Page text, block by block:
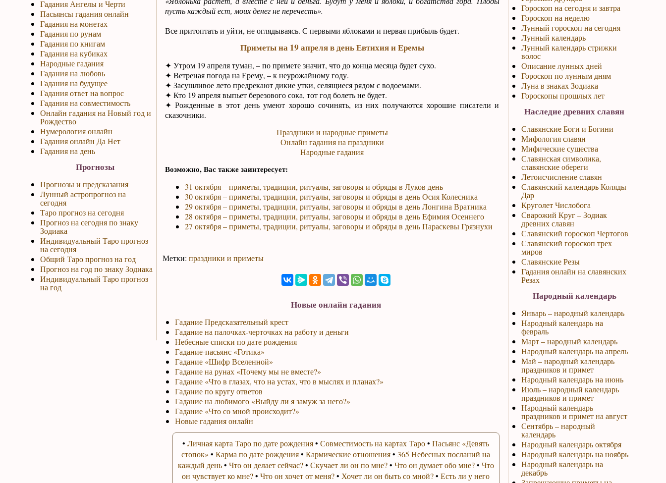
Гадания Ангелы и Черти
Пасьянсы гадания онлайн
Гадания на монетах
Гадания по рунам
Гадания по книгам
Гадания на кубиках
Народные гадания
Гадания на любовь
Гадания на будущее
Гадания ответ на вопрос
Гадания на совместимость
Онлайн гадания на Новый год и
Рождество
Нумерология онлайн
Гадания онлайн Да Нет
Гадания на день
Прогнозы
Прогнозы и предсказания
Лунный астропрогноз на
сегодня
Таро прогноз на сегодня
Прогноз на сегодня по знаку
Зодиака
Индивидуальный Таро прогноз
на сегодня
Общий Таро прогноз на год
Прогноз на год по знаку Зодиака
Индивидуальный Таро прогноз
на год
пусть каждый ест, моих денег не перечесть».
Все притоптать и уйти, не оглядываясь. С первыми яблоками и первая прибыль будет.
Приметы на 19 апреля в день Евтихия и Еремы
✦ Утром 19 апреля туман, – по примете значит, что до конца месяца будет сухо.
✦ Ветреная погода на Ерему, – к неурожайному году.
✦ Засушливое лето предрекают дикие утки, селящиеся рядом с водоемами.
✦ Кто 19 апреля выпьет березового сока, тот год болеть не будет.
✦ Рожденные в этот день умеют хорошо сочинять, из них получаются хорошие писатели и
сказочники.
Праздники и народные приметы
Онлайн гадания на праздники
Народные гадания
Возможно, Вас также заинтересует:
31 октября – приметы, традиции, ритуалы, заговоры и обряды в Луков день
30 октября – приметы, традиции, ритуалы, заговоры и обряды в день Осия Колесника
29 октября – приметы, традиции, ритуалы, заговоры и обряды в день Лонгина Вратника
28 октября – приметы, традиции, ритуалы, заговоры и обряды в день Ефимия Осеннего
27 октября – приметы, традиции, ритуалы, заговоры и обряды в день Параскевы Грязнухи
Метки: праздники и приметы
Новые онлайн гадания
Гадание Предсказательный крест
Гадание на палочках-черточках на работу и деньги
Небесные списки по дате рождения
Гадание-пасьянс «Готика»
Гадание «Шифр Вселенной»
Гадание на рунах «Почему мы не вместе?»
Гадание «Что в глазах, что на устах, что в мыслях и планах?»
Гадание по кругу ответов
Гадание на любимого «Выйду ли я замуж за него?»
Гадание «Что со мной происходит?»
Новые гадания онлайн
• Личная карта Таро по дате рождения• Совместимость на картах Таро• Пасьянс «Девять
стопок» • Карма по дате рождения• Кармические отношения• 365 Небесных посланий на
каждый день• Что он делает сейчас?• Скучает ли он по мне?• Что он думает обо мне?• Что
он чувствует ко мне?• Что он хочет от меня?• Хочет ли он быть со мной?• Есть ли у него
Гороскоп на сегодня и завтра
Гороскоп на неделю
Лунный гороскоп на сегодня
Лунный календарь
Лунный календарь стрижки
волос
Описание лунных дней
Гороскоп по лунным дням
Луна в знаках Зодиака
Гороскопы прошлых лет
Наследие древних славян
Славянские Боги и Богини
Мифология славян
Мифические существа
Славянская символика,
славянские обереги
Летоисчисление славян
Славянский календарь Коляды
Дар
Круголет Числобога
Сварожий Круг – Зодиак
древних славян
Славянский гороскоп Чертогов
Славянский гороскоп трех
миров
Славянские Резы
Гадания онлайн на славянских
Резах
Народный календарь
Январь – народный календарь
Народный календарь на
февраль
Март – народный календарь
Народный календарь на апрель
Май – народный календарь
праздников и примет
Народный календарь на июнь
Июль – народный календарь
праздников и примет
Народный календарь
праздников и примет на август
Сентябрь – народный
календарь
Народный календарь октября
Народный календарь на ноябрь
Народный календарь на
декабрь